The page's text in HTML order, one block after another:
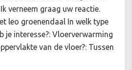
verneem graag uw reactie.
leo groenendaal In welk type
je interesse?: Vloerverwarming
van de vloer?: Tussen